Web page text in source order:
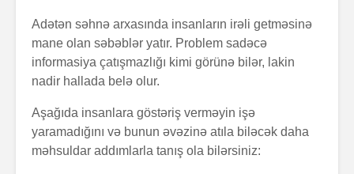
Adətən səhnə arxasında insanların irəli getməsinə
mane olan səbəblər yatır. Problem sadəcə
informasiya çatışmazlığı kimi görünə bilər, lakin
nadir hallada belə olur.
Aşağıda insanlara göstəriş verməyin işə
yaramadığını və bunun əvəzinə atıla biləcək daha
məhsuldar addımlarla tanış ola bilərsiniz: